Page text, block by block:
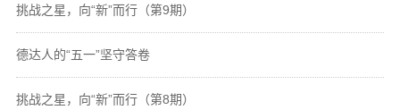
挑战之星，向“新”而行（第9期）
德达人的“五一”坚守答卷
挑战之星，向“新”而行（第8期）